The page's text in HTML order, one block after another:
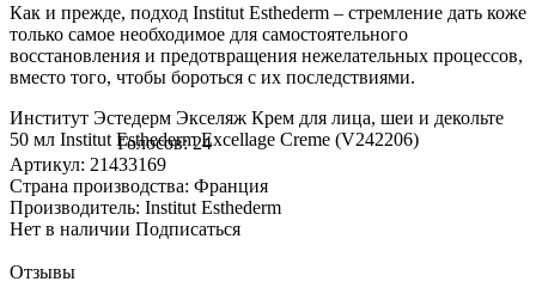
Как и прежде, подход Institut Esthederm – стремление дать коже
только самое необходимое для самостоятельного
восстановления и предотвращения нежелательных процессов,
вместо того, чтобы бороться с их последствиями.
Институт Эстедерм Экселяж Крем для лица, шеи и декольте
50 мл Institut Esthederm Excellage Сreme (V242206)
Голосов: 24
Артикул: 21433169
Страна производства: Франция
Производитель: Institut Esthederm
Нет в наличии Подписаться
Отзывы